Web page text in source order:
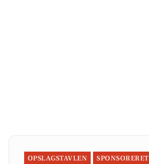
OPSLAGSTAVLEN SPONSORERET